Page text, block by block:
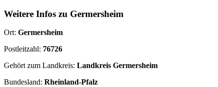
Weitere Infos zu Germersheim
Ort: Germersheim
Postleitzahl: 76726
Gehört zum Landkreis: Landkreis Germersheim
Bundesland: Rheinland-Pfalz